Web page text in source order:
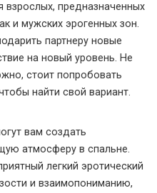
взрослых, предназначенных
и мужских эрогенных зон.
партнеру новые
на новый уровень. Не
стоит попробовать
найти свой вариант.
вам создать
атмосферу в спальне.
легкий эротический
и взаимопониманию,